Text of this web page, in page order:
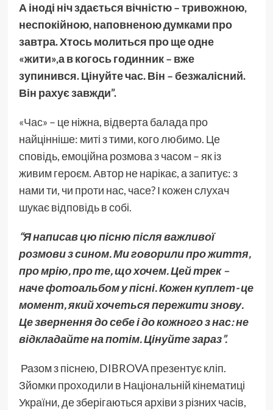
А іноді ніч здається вічністю – тривожною,
неспокійною, наповненою думками про
завтра. Хтось молиться про ще одне
«жити»,а в когось годинник – вже
зупинився. Цінуйте час. Він – безжалісний.
Він рахує завжди”.
«Час» – це ніжна, відверта балада про
найцінніше: миті з тими, кого любимо. Це
сповідь, емоційна розмова з часом – як із
живим героєм. Автор не нарікає, а запитує: з
нами ти, чи проти нас, часе? І кожен слухач
шукає відповідь в собі.
“Я написав цю пісню після важливої
розмови з сином. Ми говорили про життя,
про мрію, про те, що хочем. Цей трек –
наче фотоальбом у пісні. Кожен куплет- це
момент, який хочеться пережити знову.
Це звернення до себе і до кожного з нас: не
відкладайте на потім. Цінуйте зараз”.
Разом з піснею, DIBROVA презентує кліп.
Зйомки проходили в Національній кінематиці
України, де зберігаються архіви з різних часів,